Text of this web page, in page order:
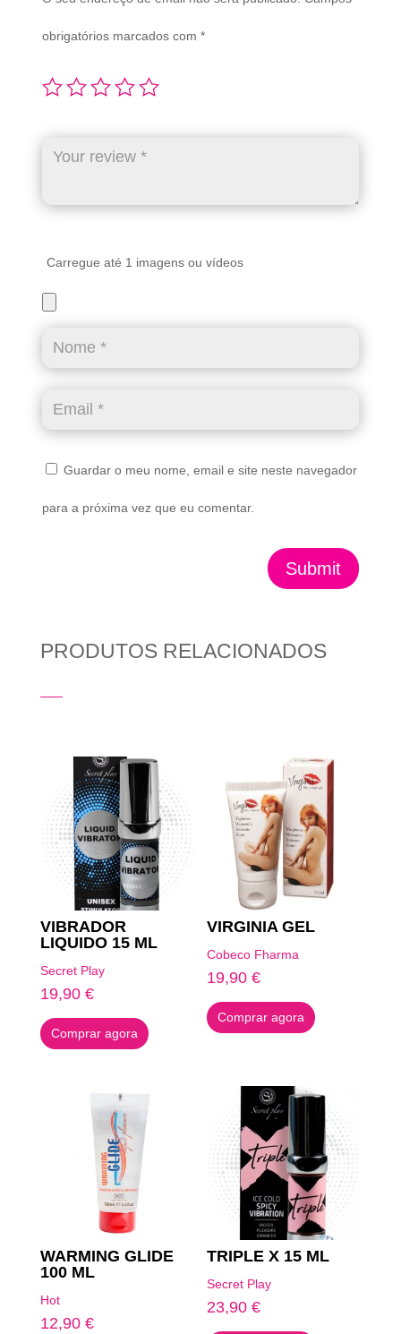
obrigatórios marcados com *
Carregue até 1 imagens ou vídeos
Guardar o meu nome, email e site neste navegador
para a próxima vez que eu comentar.
Submit
PRODUTOS RELACIONADOS
VIBRADOR
LIQUIDO 15 ML
Secret Play
19,90 €
Comprar agora
VIRGINIA GEL
Cobeco Fharma
19,90€
Comprar agora
WARMING GLIDE
100 ML
Hot
12,90 €
TRIPLE X 15 ML
Secret Play
23,90€